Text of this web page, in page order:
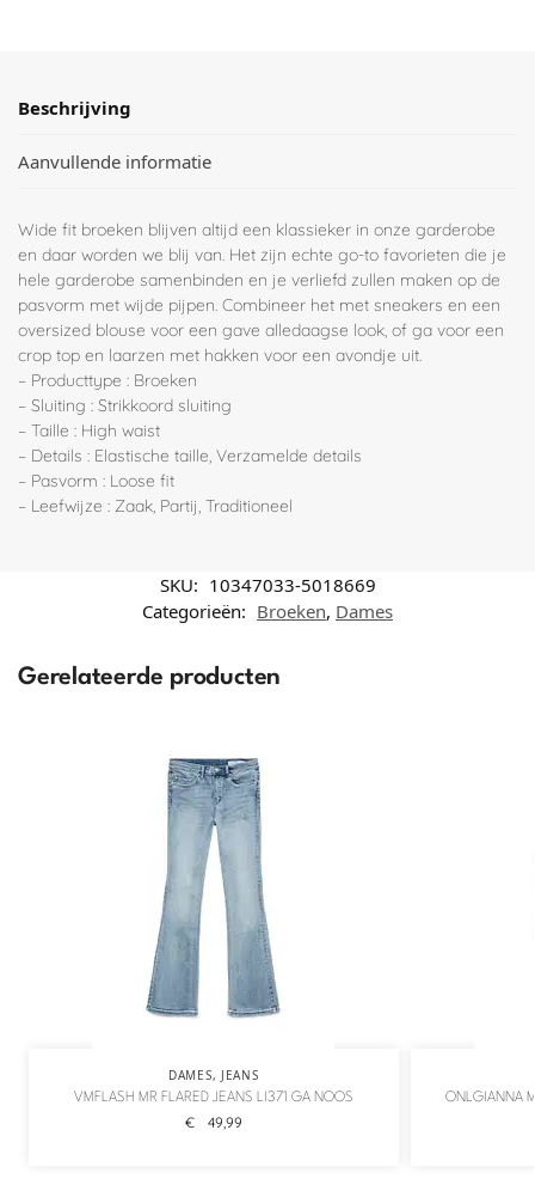
Beschrijving
Aanvullende informatie
Wide fit broeken blijven altijd een klassieker in onze garderobe
en daar worden we blij van. Het zijn echte go-to favorieten die je
hele garderobe samenbinden en je verliefd zullen maken op de
pasvorm met wijde pijpen. Combineer het met sneakers en een
oversized blouse voor een gave alledaagse look, of ga voor een
crop top en laarzen met hakken voor een avondje uit.
– Producttype : Broeken
– Sluiting : Strikkoord sluiting
– Taille : High waist
– Details : Elastische taille, Verzamelde details
– Pasvorm : Loose fit
– Leefwijze : Zaak, Partij, Traditioneel
SKU: 10347033-5018669
Categorieën: Broeken, Dames
Gerelateerde producten
DAMES, JEANS
VMFLASH MR FLARED JEANS LI371 GA NOOS
€ 49,99
ONLGIANNA